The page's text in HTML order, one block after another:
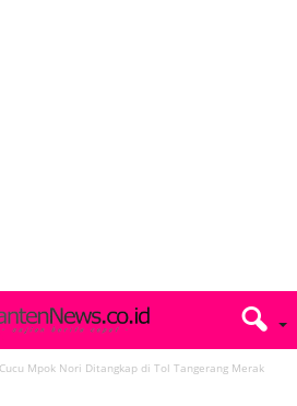
Mpok Nori Ditangkap di Tol Tangerang Merak